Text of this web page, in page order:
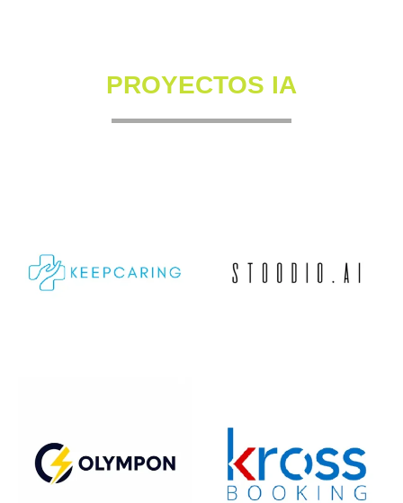
PROYECTOS IA